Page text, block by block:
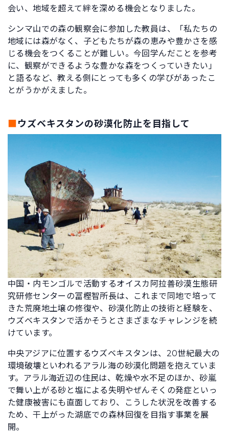
会い、地域を超えて絆を深める機会となりました。
シンマ山での森の観察会に参加した教員は、「私たちの
地域には森がなく、子どもたちが森の恵みや豊かさを感
じる機会をつくることが難しい。今回学んだことを参考
に、観察ができるような豊かな森をつくっていきたい」
と語るなど、教える側にとっても多くの学びがあったこ
とがうかがえました。
■ウズベキスタンの砂漠化防止を目指して
中国・内モンゴルで活動するオイスカ阿拉善砂漠生態研
究研修センターの冨樫智所長は、これまで同地で培って
きた荒廃地土壌の修復や、砂漠化防止の技術と経験を、
ウズベキスタンで活かそうとさまざまなチャレンジを続
けています。
中央アジアに位置するウズベキスタンは、20世紀最大の
環境破壊といわれるアラル海の砂漠化問題を抱えていま
す。アラル海近辺の住民は、乾燥や水不足のほか、砂嵐
で舞い上がる砂と塩による失明やぜんそくの発症といっ
た健康被害にも直面しており、こうした状況を改善する
ため、干上がった湖底での森林回復を目指す事業を展
開。